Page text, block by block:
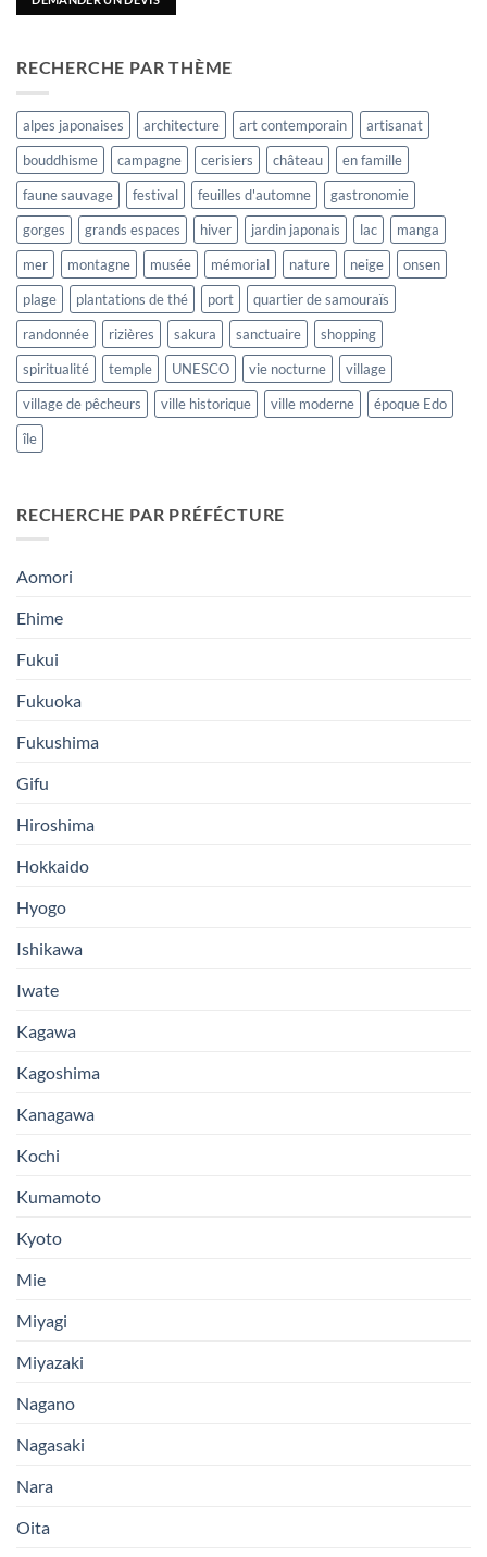
RECHERCHE PAR THÈME
alpes japonaises architecture art contemporain
artisanat
bouddhisme
campagne cerisiers château
en famille
faune sauvage
festival feuilles d'automne
gastronomie
gorges
grands espaces hiver jardin japonais lac
manga
mer
montagne musée mémorial nature neige
onsen
plage
plantations de thé port
quartier de samouraïs
randonnée
rizières sakura sanctuaire
shopping
spiritualité
temple UNESCO vie nocturne
village
village de pêcheurs
ville historique ville moderne
époque Edo
île
RECHERCHE PAR PRÉFÉCTURE
Aomori
Ehime
Fukui
Fukuoka
Fukushima
Gifu
Hiroshima
Hokkaido
Hyogo
Ishikawa
Iwate
Kagawa
Kagoshima
Kanagawa
Kochi
Kumamoto
Kyoto
Mie
Miyagi
Miyazaki
Nagano
Nagasaki
Nara
Oita